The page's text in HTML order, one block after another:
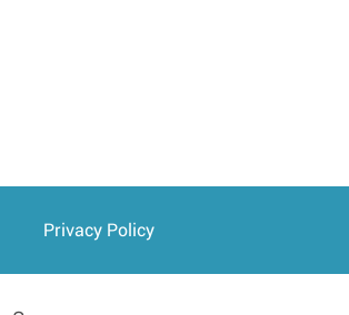
Privacy Policy